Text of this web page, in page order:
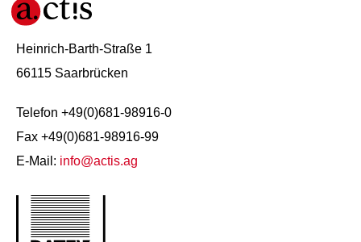
Heinrich-Barth-Straße 1
66115 Saarbrücken
Telefon +49(0)681-98916-0
Fax +49(0)681-98916-99
E-Mail: info@actis.ag